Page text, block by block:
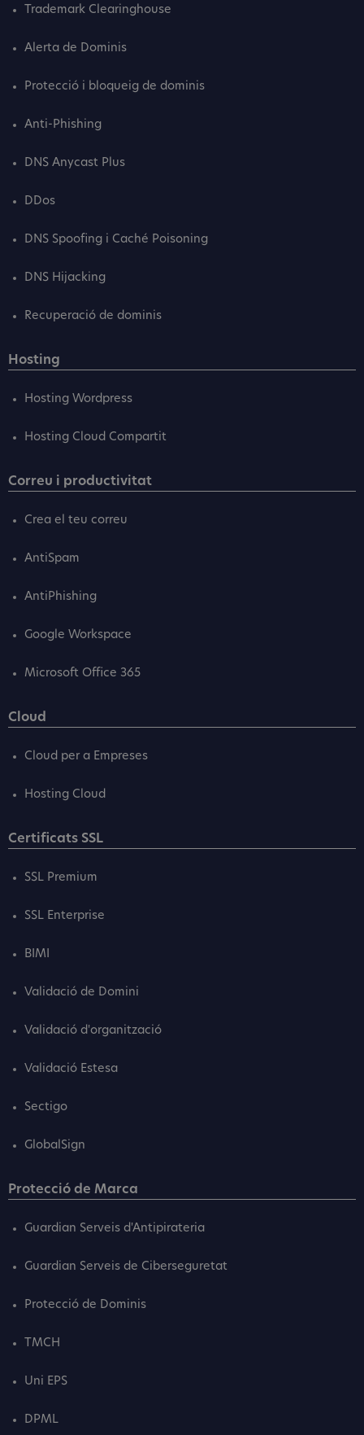
Trademark Clearinghouse
Alerta de Dominis
Protecció i bloqueig de dominis
Anti-Phishing
DNS Anycast Plus
DDos
DNS Spoofing i Caché Poisoning
DNS Hijacking
Recuperació de dominis
Hosting
Hosting Wordpress
Hosting Cloud Compartit
Correu i productivitat
Crea el teu correu
AntiSpam
AntiPhishing
Google Workspace
Microsoft Office 365
Cloud
Cloud per a Empreses
Hosting Cloud
Certificats SSL
SSL Premium
SSL Enterprise
BIMI
Validació de Domini
Validació d'organització
Validació Estesa
Sectigo
GlobalSign
Protecció de Marca
Guardian Serveis d'Antipirateria
Guardian Serveis de Ciberseguretat
Protecció de Dominis
TMCH
Uni EPS
DPML